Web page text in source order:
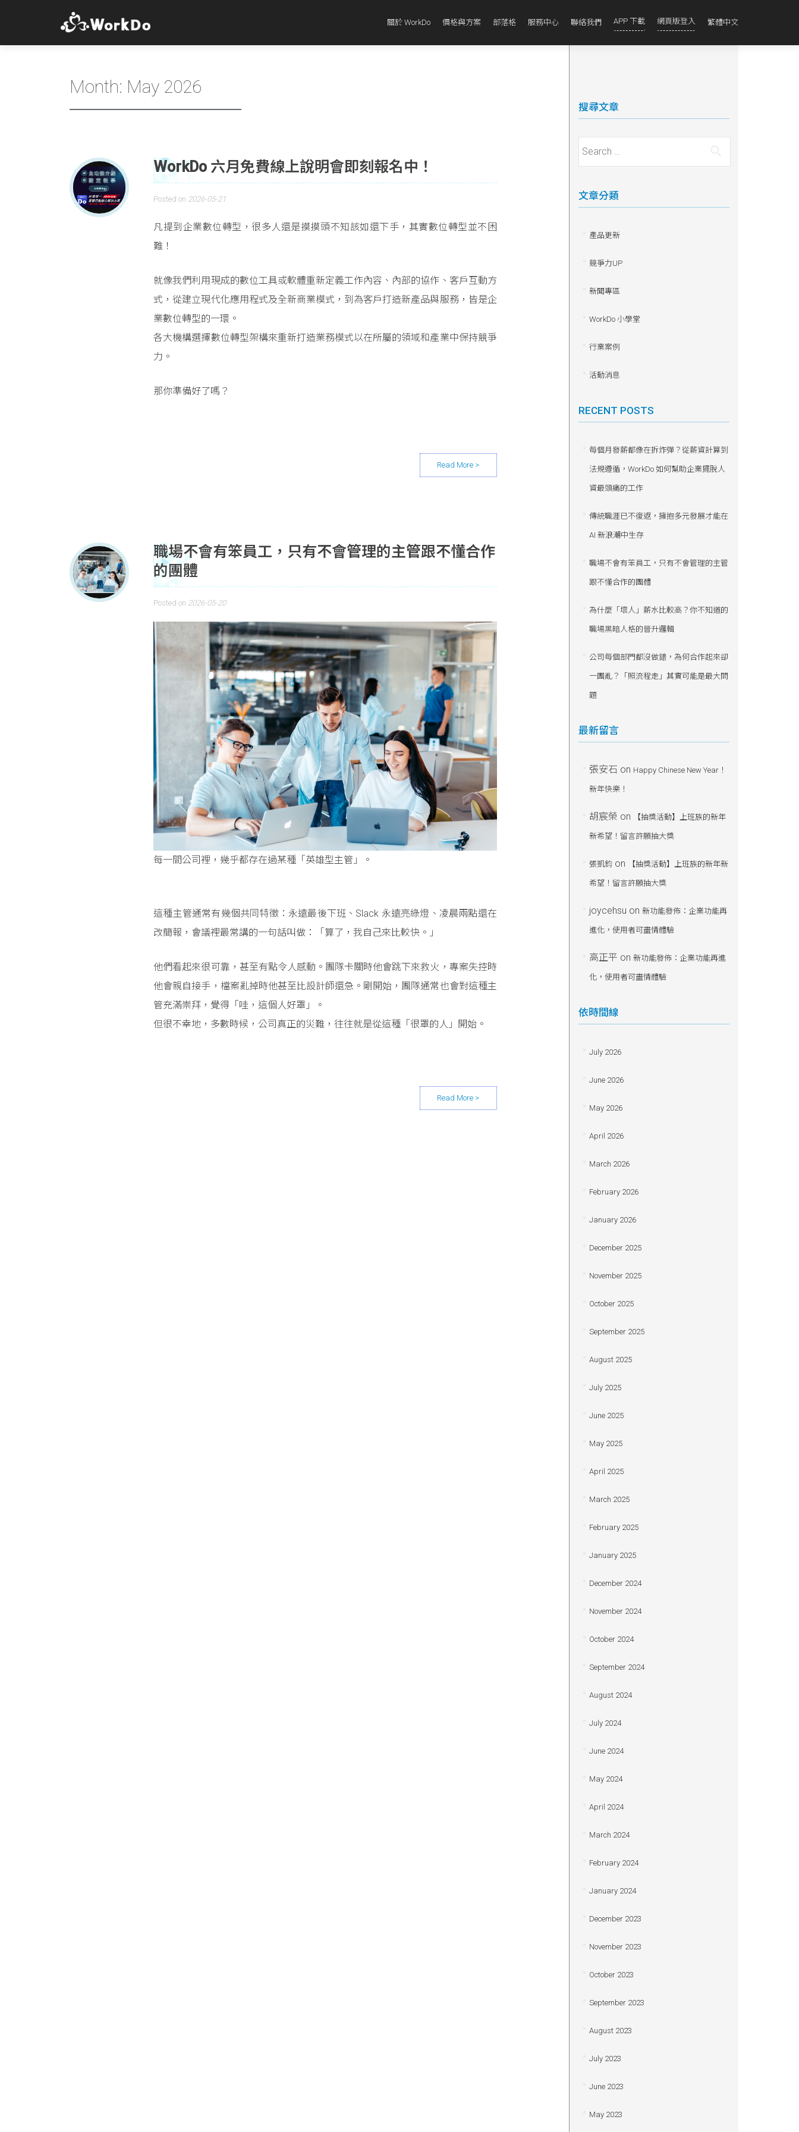
關於 WorkDo 價格與方案 部落格 服務中心 聯絡我們 APP 下載 網頁版登入 繁體中文
Month: May 2026
WorkDo 六月免費線上說明會即刻報名中！
Posted on 2026-05-21
凡提到企業數位轉型，很多人還是摸摸頭不知該如還下手，其實數位轉型並不困
難！
就像我們利用現成的數位工具或軟體重新定義工作內容、內部的協作、客戶互動方
式，從建立現代化應用程式及全新商業模式，到為客戶打造新產品與服務，皆是企
業數位轉型的一環。
各大機構選擇數位轉型架構來重新打造業務模式以在所屬的領域和產業中保持競爭
力。
那你準備好了嗎？
職場不會有笨員工，只有不會管理的主管跟不懂合作
的團體
Posted on 2026-05-20
每一間公司裡，幾乎都存在過某種「英雄型主管」。
這種主管通常有幾個共同特徵：永遠最後下班、Slack 永遠亮綠燈、凌晨兩點還在
改簡報，會議裡最常講的一句話叫做：「算了，我自己來比較快。」
他們看起來很可靠，甚至有點令人感動。團隊卡關時他會跳下來救火，專案失控時
他會親自接手，檔案亂掉時他甚至比設計師還急。剛開始，團隊通常也會對這種主
管充滿崇拜，覺得「哇，這個人好罩」。
但很不幸地，多數時候，公司真正的災難，往往就是從這種「很罩的人」開始。
搜尋文章
Search for:
文章分類
產品更新
競爭力UP
新聞專區
WorkDo 小學堂
行業案例
活動消息
RECENT POSTS
每個月發薪都像在拆炸彈？從薪資計算到
法規遵循，WorkDo 如何幫助企業擺脫人
資最頭痛的工作
傳統職涯已不復返，擁抱多元發展才能在
AI 新浪潮中生存
職場不會有笨員工，只有不會管理的主管
跟不懂合作的團體
為什麼「壞人」薪水比較高？你不知道的
職場黑暗人格的晉升邏輯
公司每個部門都沒做錯，為何合作起來卻
一團亂？「照流程走」其實可能是最大問
題
最新留言
張安石 on Happy Chinese New Year！
新年快樂！
胡宸榮 on 【抽獎活動】上班族的新年
新希望！留言許願抽大獎
張凱鈞on 【抽獎活動】上班族的新年新
希望！留言許願抽大獎
joycehsu on 新功能發佈：企業功能再
進化，使用者可盡情體驗
高正平 on 新功能發佈：企業功能再進
化，使用者可盡情體驗
依時間線
July 2026
June 2026
May 2026
April 2026
March 2026
February 2026
January 2026
December 2025
November 2025
October 2025
September 2025
August 2025
July 2025
June 2025
May 2025
April 2025
March 2025
February 2025
January 2025
December 2024
November 2024
October 2024
September 2024
August 2024
July 2024
June 2024
May 2024
April 2024
March 2024
February 2024
January 2024
December 2023
November 2023
October 2023
September 2023
August 2023
July 2023
June 2023
May 2023